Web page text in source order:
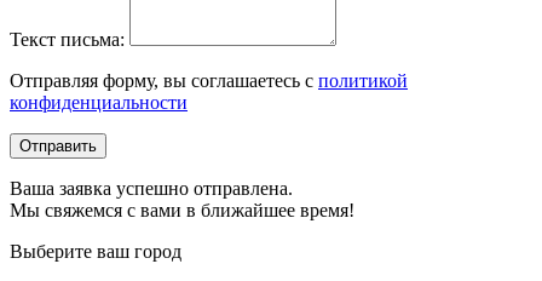
Текст письма:
Отправляя форму, вы соглашаетесь с политикой
конфиденциальности
Отправить
Ваша заявка успешно отправлена.
Мы свяжемся с вами в ближайшее время!
Выберите ваш город